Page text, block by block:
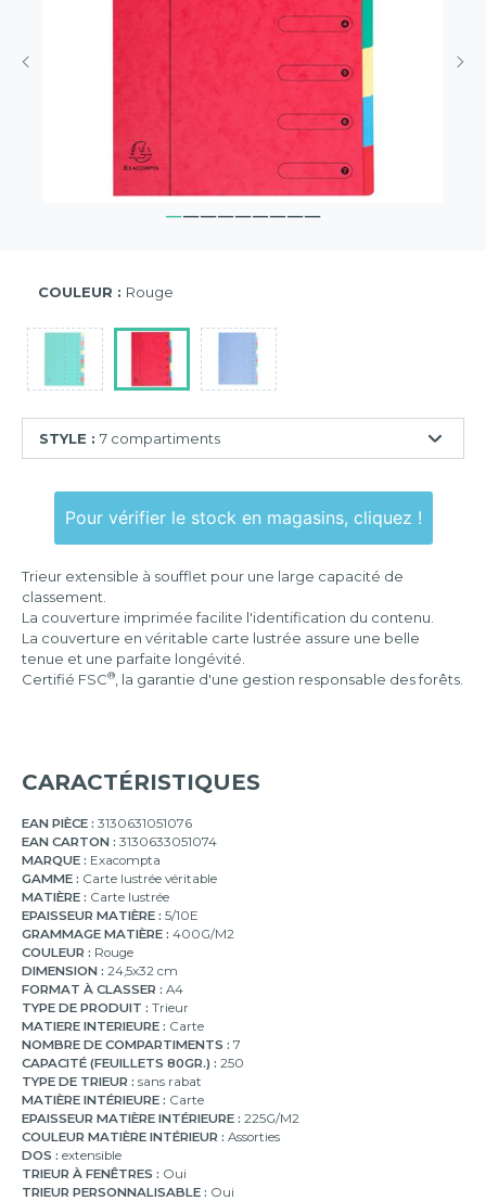
COULEUR : Rouge
STYLE : 7 compartiments
compartiments
24
compartiments
Pour vérifier le stock en magasins, cliquez !
Trieur extensible à soufflet pour une large capacité de
classement.
La couverture imprimée facilite l'identification du contenu.
La couverture en véritable carte lustrée assure une belle
tenue et une parfaite longévité.
Certifié FSC® , la garantie d'une gestion responsable des forêts.
CARACTÉRISTIQUES
EAN PIÈCE : 3130631051076
EAN CARTON : 3130633051074
MARQUE : Exacompta
GAMME : Carte lustrée véritable
MATIÈRE : Carte lustrée
EPAISSEUR MATIÈRE : 5/10E
GRAMMAGE MATIÈRE : 400G/M2
COULEUR : Rouge
DIMENSION : 24,5x32 cm
FORMAT À CLASSER : A4
TYPE DE PRODUIT : Trieur
MATIERE INTERIEURE : Carte
NOMBRE DE COMPARTIMENTS : 7
CAPACITÉ (FEUILLETS 80GR.) : 250
TYPE DE TRIEUR : sans rabat
MATIÈRE INTÉRIEURE : Carte
EPAISSEUR MATIÈRE INTÉRIEURE : 225G/M2
COULEUR MATIÈRE INTÉRIEUR : Assorties
DOS : extensible
TRIEUR À FENÊTRES : Oui
TRIEUR PERSONNALISABLE : Oui